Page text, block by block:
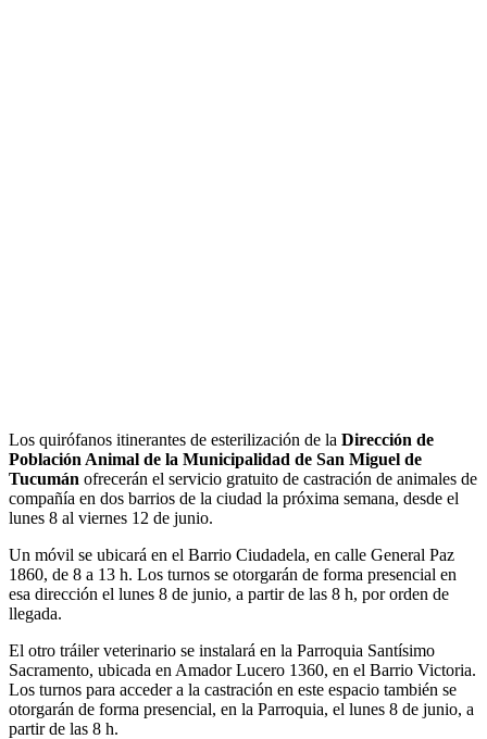
Los quirófanos itinerantes de esterilización de la Dirección de
Población Animal de la Municipalidad de San Miguel de
Tucumán ofrecerán el servicio gratuito de castración de animales de
compañía en dos barrios de la ciudad la próxima semana, desde el
lunes 8 al viernes 12 de junio.
Un móvil se ubicará en el Barrio Ciudadela, en calle General Paz
1860, de 8 a 13 h. Los turnos se otorgarán de forma presencial en
esa dirección el lunes 8 de junio, a partir de las 8 h, por orden de
llegada.
El otro tráiler veterinario se instalará en la Parroquia Santísimo
Sacramento, ubicada en Amador Lucero 1360, en el Barrio Victoria.
Los turnos para acceder a la castración en este espacio también se
otorgarán de forma presencial, en la Parroquia, el lunes 8 de junio, a
partir de las 8 h.